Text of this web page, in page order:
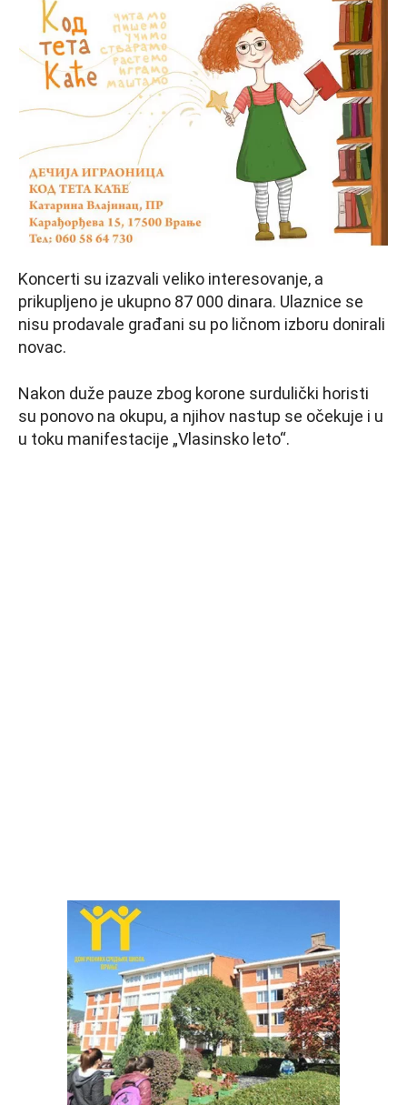
Koncerti su izazvali veliko interesovanje, a
prikupljeno je ukupno 87 000 dinara. Ulaznice se
nisu prodavale građani su po ličnom izboru donirali
novac.
Nakon duže pauze zbog korone surdulički horisti
su ponovo na okupu, a njihov nastup se očekuje i u
u toku manifestacije „Vlasinsko leto“.